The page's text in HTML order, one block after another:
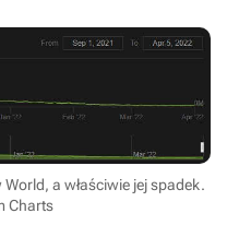
a właściwie jej spadek.
Charts